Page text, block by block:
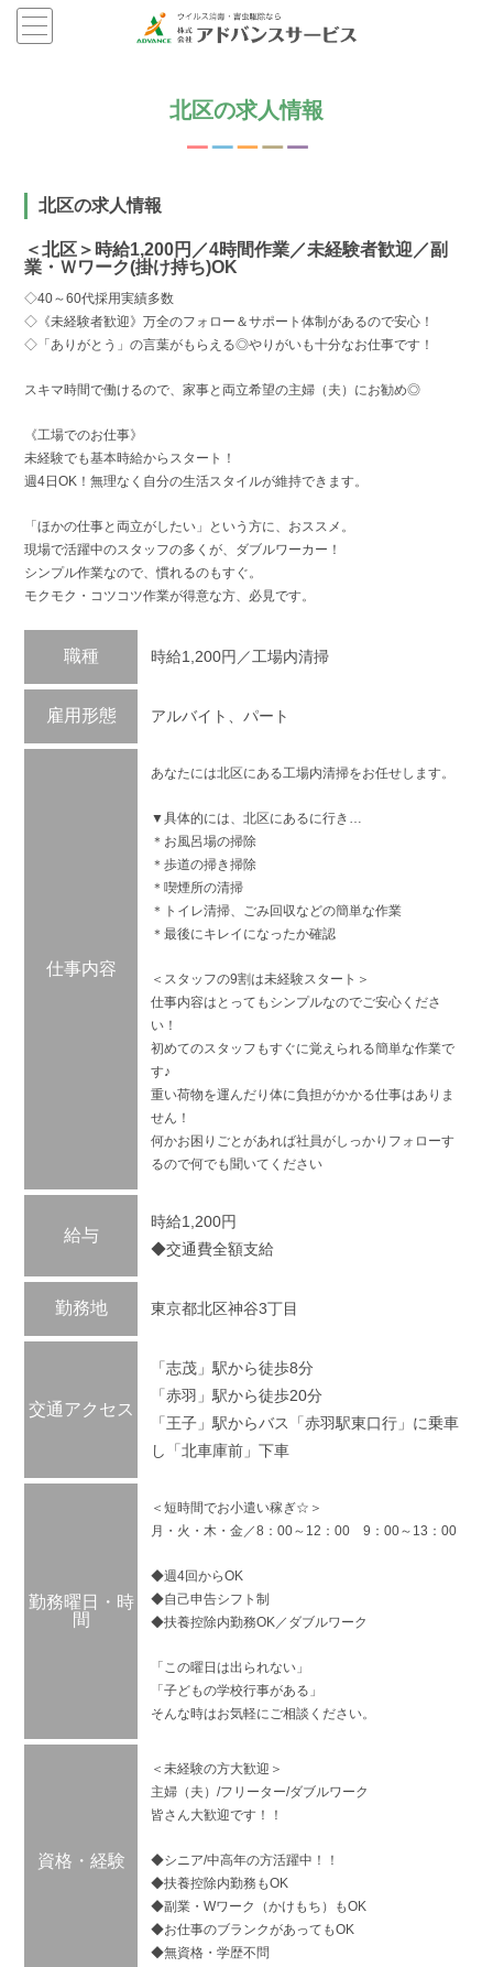
北区の求人情報
北区の求人情報
＜北区＞時給1,200円／4時間作業／未経験者歓迎／副
業・Ｗワーク(掛け持ち)OK
◇40～60代採用実績多数
◇《未経験者歓迎》万全のフォロー＆サポート体制があるので安心！
◇「ありがとう」の言葉がもらえる◎やりがいも十分なお仕事です！
スキマ時間で働けるので、家事と両立希望の主婦（夫）にお勧め◎
《工場でのお仕事》
未経験でも基本時給からスタート！
週4日OK！無理なく自分の生活スタイルが維持できます。
「ほかの仕事と両立がしたい」という方に、おススメ。
現場で活躍中のスタッフの多くが、ダブルワーカー！
シンプル作業なので、慣れるのもすぐ。
モクモク・コツコツ作業が得意な方、必見です。
職種 時給1,200円／工場内清掃
雇用形態 アルバイト、パート
仕事内容
あなたには北区にある工場内清掃をお任せします。
▼具体的には、北区にあるに行き…
＊お風呂場の掃除
＊歩道の掃き掃除
＊喫煙所の清掃
＊トイレ清掃、ごみ回収などの簡単な作業
＊最後にキレイになったか確認
＜スタッフの9割は未経験スタート＞
仕事内容はとってもシンプルなのでご安心くださ
い！
初めてのスタッフもすぐに覚えられる簡単な作業で
す♪
重い荷物を運んだり体に負担がかかる仕事はありま
せん！
何かお困りごとがあれば社員がしっかりフォローす
るので何でも聞いてください
給与
時給1,200円
◆交通費全額支給
勤務地 東京都北区神谷3丁目
交通アクセス
「志茂」駅から徒歩8分
「赤羽」駅から徒歩20分
「王子」駅からバス「赤羽駅東口行」に乗車
し「北車庫前」下車
勤務曜日・時
間
＜短時間でお小遣い稼ぎ☆＞
月・火・木・金／8：00～12：00 9：00～13：00
◆週4回からOK
◆自己申告シフト制
◆扶養控除内勤務OK／ダブルワーク
「この曜日は出られない」
「子どもの学校行事がある」
そんな時はお気軽にご相談ください。
資格・経験
＜未経験の方大歓迎＞
主婦（夫）/フリーター/ダブルワーク
皆さん大歓迎です！！
◆シニア/中高年の方活躍中！！
◆扶養控除内勤務もOK
◆副業・Wワーク（かけもち）もOK
◆お仕事のブランクがあってもOK
◆無資格・学歴不問